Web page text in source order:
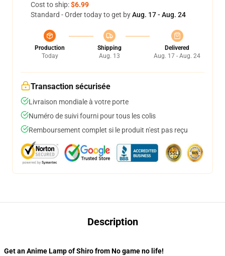
Cost to ship:$6.99
Standard - Order today to get byAug. 17 - Aug. 24
Production
Today
Shipping
Aug. 13
Delivered
Aug. 17 - Aug. 24
Transaction sécurisée
Livraison mondiale à votre porte
Numéro de suivi fourni pour tous les colis
Remboursement complet si le produit n'est pas reçu
Description
Get an Anime Lamp of Shiro from No game no life!